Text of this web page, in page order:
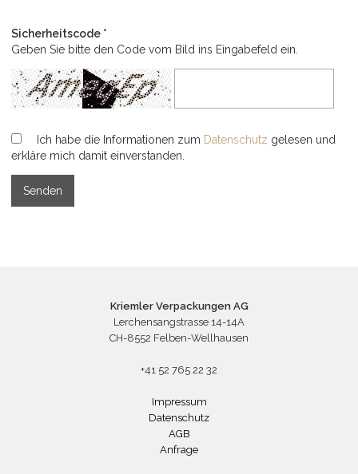
Sicherheitscode *
Geben Sie bitte den Code vom Bild ins Eingabefeld ein.
Ich habe die Informationen zum Datenschutz gelesen und
erkläre mich damit einverstanden.
Kriemler Verpackungen AG
Lerchensangstrasse 14-14A
CH-8552 Felben-Wellhausen
+41 52 765 22 32
Impressum
Datenschutz
AGB
Anfrage